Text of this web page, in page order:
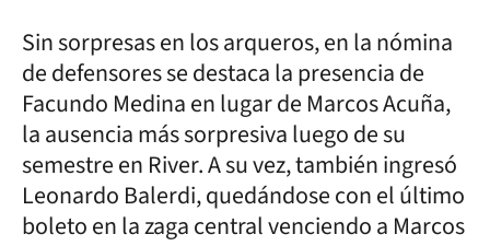
Sin sorpresas en los arqueros, en la nómina
de defensores se destaca la presencia de
Facundo Medina en lugar de Marcos Acuña,
la ausencia más sorpresiva luego de su
semestre en River. A su vez, también ingresó
Leonardo Balerdi, quedándose con el último
boleto en la zaga central venciendo a Marcos